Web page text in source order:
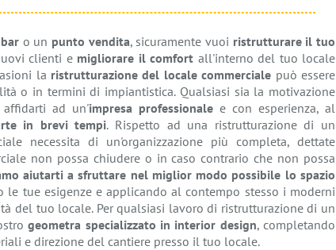
bar o un punto vendita, sicuramente vuoi ristrutturare il tuo
clienti e migliorare il comfort all'interno del tuo locale
la ristrutturazione del locale commerciale può essere
o in termini di impiantistica. Qualsiasi sia la motivazione
affidarti ad un'impresa professionale e con esperienza, al
in brevi tempi. Rispetto ad una ristrutturazione di un
necessita di un'organizzazione più completa, dettate
non possa chiudere o in caso contrario che non possa
aiutarti a sfruttare nel miglior modo possibile lo spazio
tue esigenze e applicando al contempo stesso i moderni
del tuo locale. Per qualsiasi lavoro di ristrutturazione di un
geometra specializzato in interior design, completando
e direzione del cantiere presso il tuo locale.